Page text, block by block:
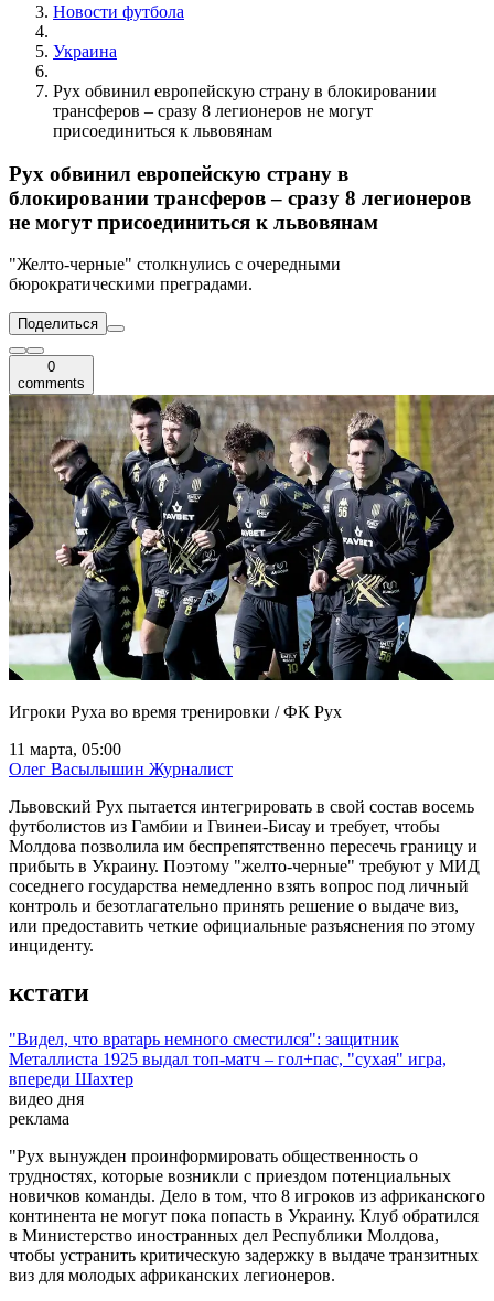
Новости футбола
Украина
Рух обвинил европейскую страну в блокировании
трансферов – сразу 8 легионеров не могут
присоединиться к львовянам
Рух обвинил европейскую страну в
блокировании трансферов – сразу 8 легионеров
не могут присоединиться к львовянам
"Желто-черные" столкнулись с очередными
бюрократическими преградами.
Поделиться
0
comments
Игроки Руха во время тренировки / ФК Рух
11 марта, 05:00
Олег Васылышин Журналист
Львовский Рух пытается интегрировать в свой состав восемь
футболистов из Гамбии и Гвинеи-Бисау и требует, чтобы
Молдова позволила им беспрепятственно пересечь границу и
прибыть в Украину. Поэтому "желто-черные" требуют у МИД
соседнего государства немедленно взять вопрос под личный
контроль и безотлагательно принять решение о выдаче виз,
или предоставить четкие официальные разъяснения по этому
инциденту.
кстати
"Видел, что вратарь немного сместился": защитник
Металлиста 1925 выдал топ-матч – гол+пас, "сухая" игра,
впереди Шахтер
видео дня
реклама
"Рух вынужден проинформировать общественность о
трудностях, которые возникли с приездом потенциальных
новичков команды. Дело в том, что 8 игроков из африканского
континента не могут пока попасть в Украину. Клуб обратился
в Министерство иностранных дел Республики Молдова,
чтобы устранить критическую задержку в выдаче транзитных
виз для молодых африканских легионеров.